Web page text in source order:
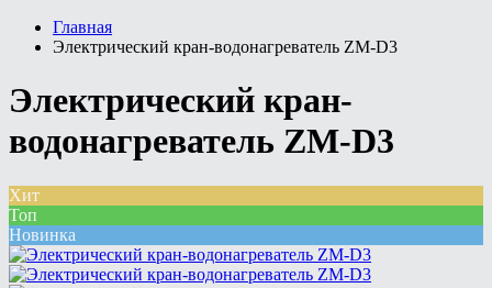
Главная
Электрический кран-водонагреватель ZM-D3
Электрический кран-
водонагреватель ZM-D3
Хит
Топ
Новинка